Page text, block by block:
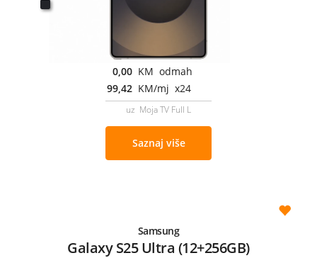
0,00 KM odmah
99,42 KM/mj x24
uz Moja TV Full L
Saznaj više
Samsung
Galaxy S25 Ultra (12+256GB)